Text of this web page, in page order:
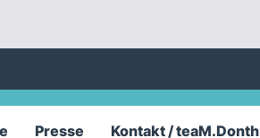
Presse Kontakt / teaM.Donth